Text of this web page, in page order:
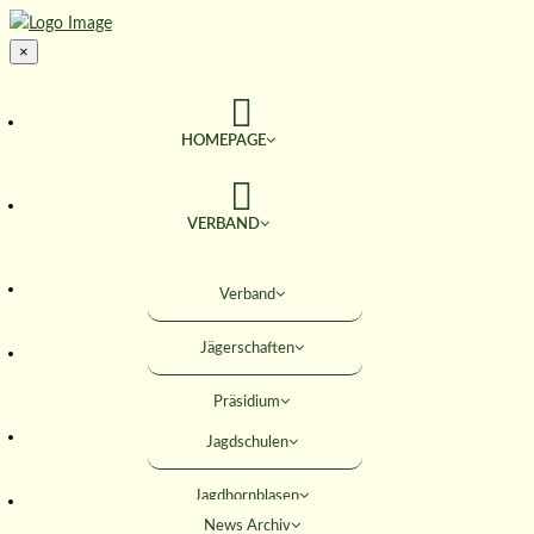
×
HOMEPAGE
VERBAND
Verband
Jägerschaften
Präsidium
TERMINE
JAGD & NATUR
Jagdschulen
Jagdhornblasen
SERVICE
News Archiv
AKTIVITÄTEN